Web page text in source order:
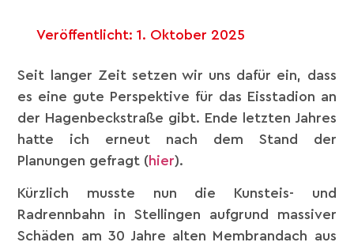
Veröffentlicht: 1. Oktober 2025
Seit langer Zeit setzen wir uns dafür ein, dass
es eine gute Perspektive für das Eisstadion an
der Hagenbeckstraße gibt. Ende letzten Jahres
hatte ich erneut nach dem Stand der
Planungen gefragt (hier).
Kürzlich musste nun die Kunsteis- und
Radrennbahn in Stellingen aufgrund massiver
Schäden am 30 Jahre alten Membrandach aus